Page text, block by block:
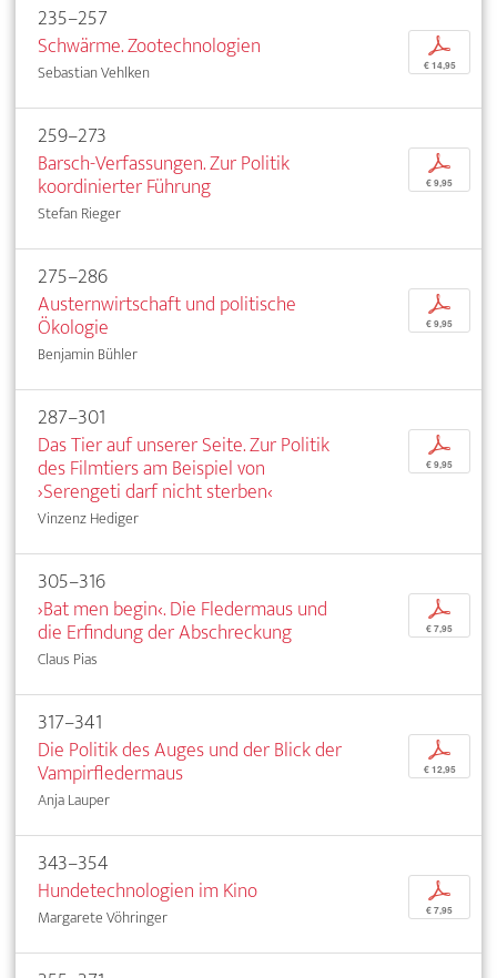
235–257
Schwärme. Zootechnologien
Sebastian Vehlken
p
€ 14,95
259–273
Barsch-Verfassungen. Zur Politik
koordinierter Führung
Stefan Rieger
p
€ 9,95
275–286
Austernwirtschaft und politische
Ökologie
Benjamin Bühler
p
€ 9,95
287–301
Das Tier auf unserer Seite. Zur Politik
des Filmtiers am Beispiel von
›Serengeti darf nicht sterben‹
Vinzenz Hediger
p
€ 9,95
305–316
›Bat men begin‹. Die Fledermaus und
die Erfindung der Abschreckung
Claus Pias
p
€ 7,95
317–341
Die Politik des Auges und der Blick der
Vampirfledermaus
Anja Lauper
p
€ 12,95
343–354
Hundetechnologien im Kino
Margarete Vöhringer
p
€ 7,95